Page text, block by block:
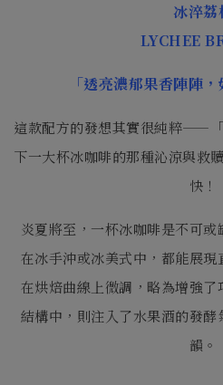
冰淬荔
LYCHEE
「透亮濃郁果香陣陣，
這款配方的發想其實很純粹——
下一大杯冰咖啡的那種沁涼與
快！
炎夏將至，一杯冰咖啡是不可
在冰手沖或冰美式中，都能展
在烘焙曲線上微調，略為增強
結構中，則注入了水果酒的發
韻。